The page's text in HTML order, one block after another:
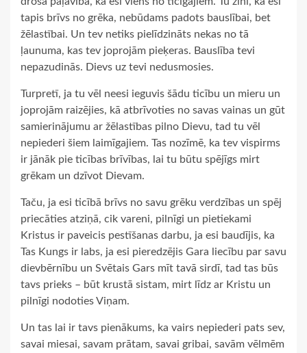
tapis brīvs no grēka, nebūdams padots bauslībai, bet
žēlastībai. Un tev netiks pielīdzināts nekas no tā
ļaunuma, kas tev joprojām pieķeras. Bauslība tevi
nepazudinās. Dievs uz tevi nedusmosies.
Turpretī, ja tu vēl neesi ieguvis šādu ticību un mieru un
joprojām raizējies, kā atbrīvoties no savas vainas un gūt
samierinājumu ar žēlastības pilno Dievu, tad tu vēl
nepiederi šiem laimīgajiem. Tas nozīmē, ka tev vispirms
ir jānāk pie ticības brīvības, lai tu būtu spējīgs mirt
grēkam un dzīvot Dievam.
Taču, ja esi ticībā brīvs no savu grēku verdzības un spēj
priecāties atziņā, cik vareni, pilnīgi un pietiekami
Kristus ir paveicis pestīšanas darbu, ja esi baudījis, ka
Tas Kungs ir labs, ja esi pieredzējis Gara liecību par savu
dievbērnību un Svētais Gars mīt tavā sirdī, tad tas būs
tavs prieks – būt krustā sistam, mirt līdz ar Kristu un
pilnīgi nodoties Viņam.
Un tas lai ir tavs pienākums, ka vairs nepiederi pats sev,
savai miesai, savam prātam, savai gribai, savām vēlmēm